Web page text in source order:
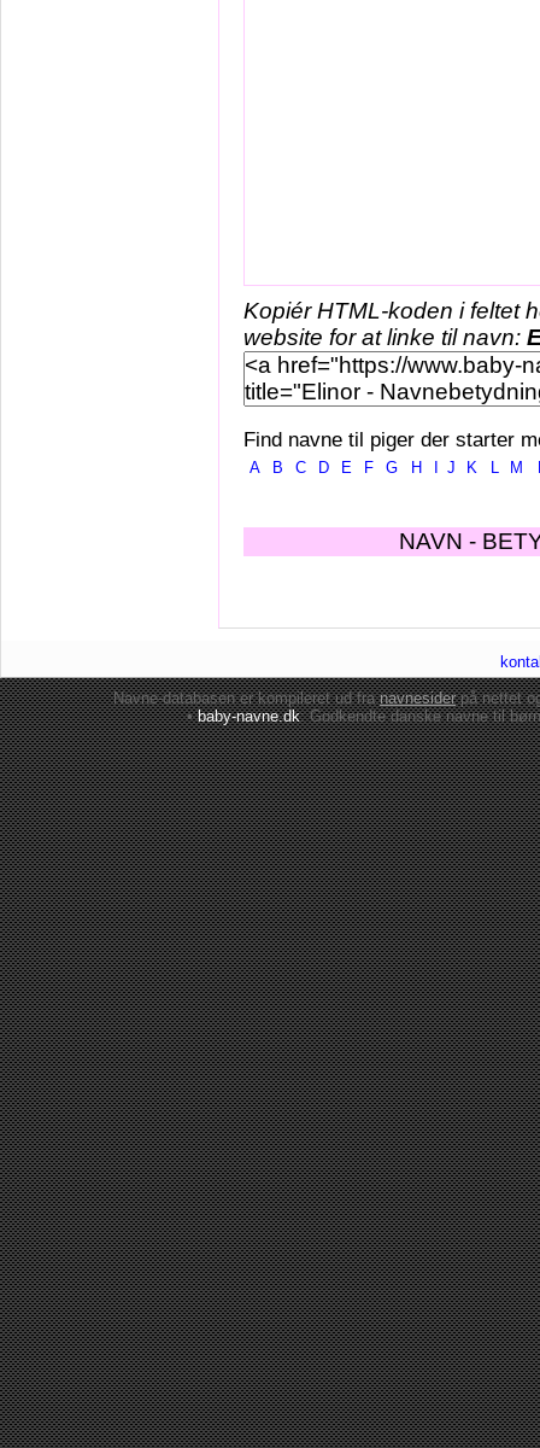
Kopiér HTML-koden i feltet
website for at linke til navn:
Find navne til piger der starter
A B C D E F G H J K L M
NAVN -
Navne-databasen er kompileret ud franavnesiderpå nettet
•baby-navne.dk: Godkendte danskenavne til børn